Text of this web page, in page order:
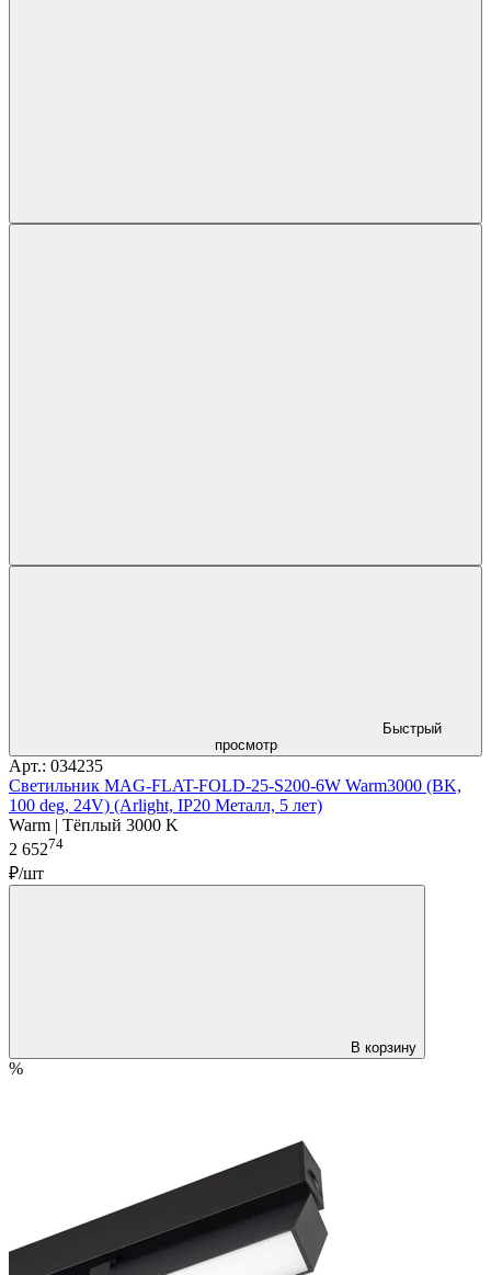
Быстрый
просмотр
Арт.: 034235
Светильник MAG-FLAT-FOLD-25-S200-6W Warm3000 (BK,
100 deg, 24V) (Arlight, IP20 Металл, 5 лет)
Warm | Тёплый 3000 K
2 65274
₽/шт
В корзину
%